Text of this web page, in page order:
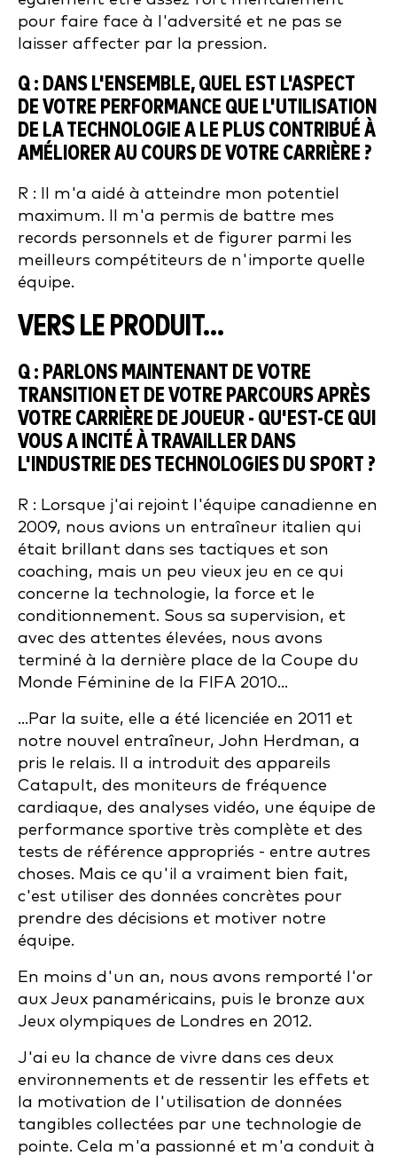
pour faire face à l'adversité et ne pas se
laisser affecter par la pression.
Q : DANS L'ENSEMBLE, QUEL EST L'ASPECT
DE VOTRE PERFORMANCE QUE L'UTILISATION
DE LA TECHNOLOGIE A LE PLUS CONTRIBUÉ À
AMÉLIORER AU COURS DE VOTRE CARRIÈRE ?
R : Il m'a aidé à atteindre mon potentiel
maximum. Il m'a permis de battre mes
records personnels et de figurer parmi les
meilleurs compétiteurs de n'importe quelle
équipe.
VERS LE PRODUIT...
Q : PARLONS MAINTENANT DE VOTRE
TRANSITION ET DE VOTRE PARCOURS APRÈS
VOTRE CARRIÈRE DE JOUEUR - QU'EST-CE QUI
VOUS A INCITÉ À TRAVAILLER DANS
L'INDUSTRIE DES TECHNOLOGIES DU SPORT ?
R : Lorsque j'ai rejoint l'équipe canadienne en
2009, nous avions un entraîneur italien qui
était brillant dans ses tactiques et son
coaching, mais un peu vieux jeu en ce qui
concerne la technologie, la force et le
conditionnement. Sous sa supervision, et
avec des attentes élevées, nous avons
terminé à la dernière place de la Coupe du
Monde Féminine de la FIFA 2010...
...Par la suite, elle a été licenciée en 2011 et
notre nouvel entraîneur, John Herdman, a
pris le relais. Il a introduit des appareils
Catapult, des moniteurs de fréquence
cardiaque, des analyses vidéo, une équipe de
performance sportive très complète et des
tests de référence appropriés - entre autres
choses. Mais ce qu'il a vraiment bien fait,
c'est utiliser des données concrètes pour
prendre des décisions et motiver notre
équipe.
En moins d'un an, nous avons remporté l'or
aux Jeux panaméricains, puis le bronze aux
Jeux olympiques de Londres en 2012.
J'ai eu la chance de vivre dans ces deux
environnements et de ressentir les effets et
la motivation de l'utilisation de données
tangibles collectées par une technologie de
pointe. Cela m'a passionné et m'a conduit à